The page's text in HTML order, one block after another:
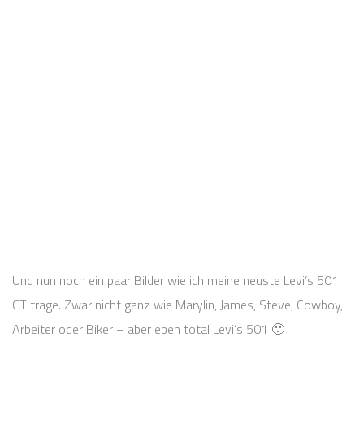
Und nun noch ein paar Bilder wie ich meine neuste Levi’s 501
CT trage. Zwar nicht ganz wie Marylin, James, Steve, Cowboy,
Arbeiter oder Biker – aber eben total Levi’s 501 🙂